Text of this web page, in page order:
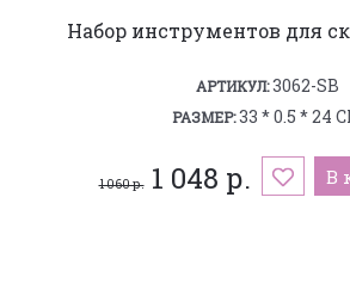
Набор инструментов для
АРТИКУЛ:3062-SB
РАЗМЕР:33 * 0.5 * 24
1 060 р.1 048 р. В